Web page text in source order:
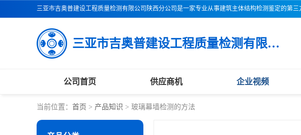
三亚市吉奥普建设工程质量检测有限公司陕西分公司
公司首页 供应商机 企业视频
当前位置： 首页 > 产品知识 > 玻璃幕墙检测的方法